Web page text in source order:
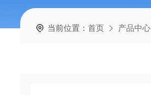
当前位置：首页 产品中心